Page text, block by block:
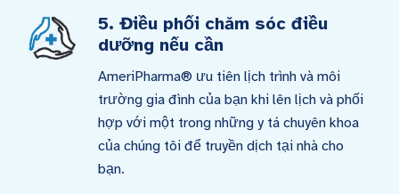
5. Điều phối chăm sóc điều
dưỡng nếu cần
AmeriPharma® ưu tiên lịch trình và môi
trường gia đình của bạn khi lên lịch và phối
hợp với một trong những y tá chuyên khoa
của chúng tôi để truyền dịch tại nhà cho
bạn.